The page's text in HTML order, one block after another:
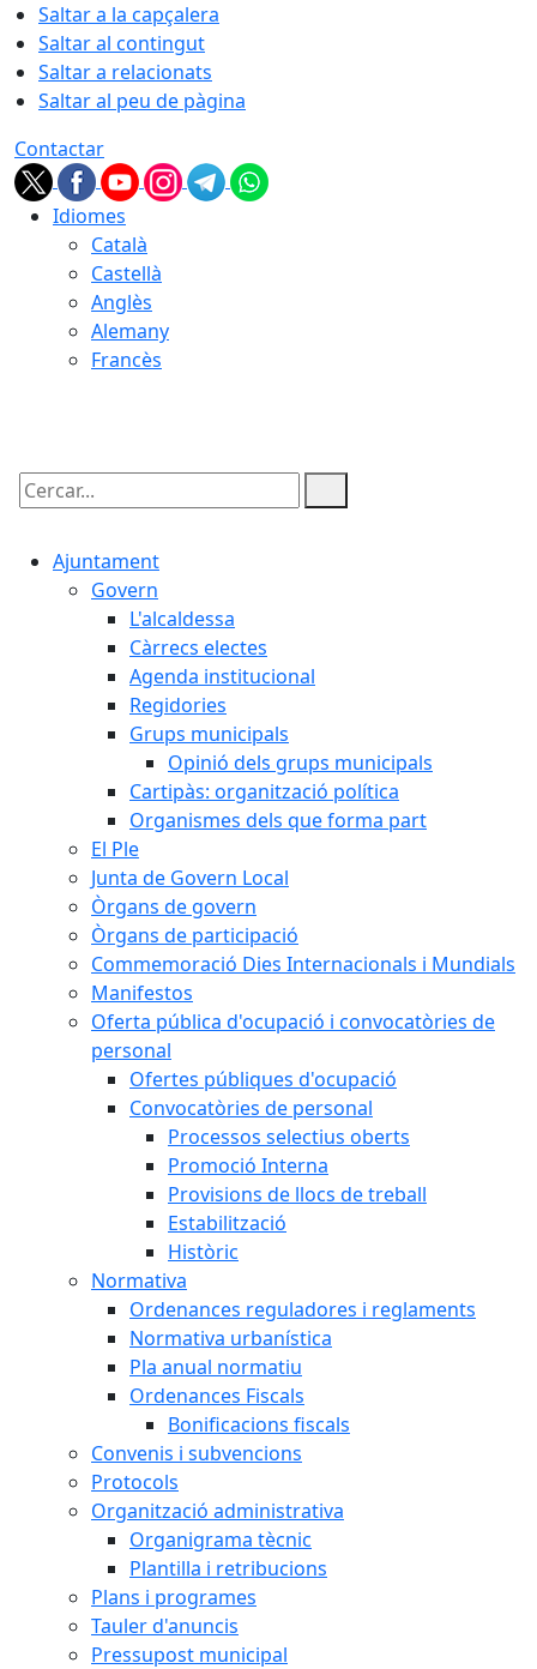
Saltar a la capçalera
Saltar al contingut
Saltar a relacionats
Saltar al peu de pàgina
Contactar
Idiomes
Català
Castellà
Anglès
Alemany
Francès
Cercar:
Ajuntament
Govern
L'alcaldessa
Càrrecs electes
Agenda institucional
Regidories
Grups municipals
Opinió dels grups municipals
Cartipàs: organització política
Organismes dels que forma part
El Ple
Junta de Govern Local
Òrgans de govern
Òrgans de participació
Commemoració Dies Internacionals i Mundials
Manifestos
Oferta pública d'ocupació i convocatòries de
personal
Ofertes públiques d'ocupació
Convocatòries de personal
Processos selectius oberts
Promoció Interna
Provisions de llocs de treball
Estabilització
Històric
Normativa
Ordenances reguladores i reglaments
Normativa urbanística
Pla anual normatiu
Ordenances Fiscals
Bonificacions fiscals
Convenis i subvencions
Protocols
Organització administrativa
Organigrama tècnic
Plantilla i retribucions
Plans i programes
Tauler d'anuncis
Pressupost municipal